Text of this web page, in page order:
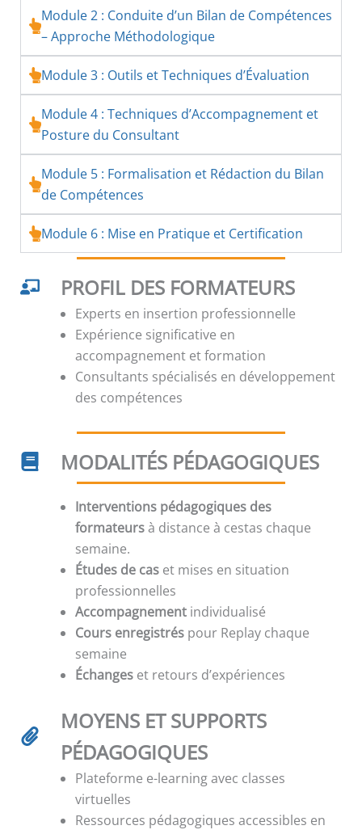
Module 2 : Conduite d’un Bilan de Compétences
– Approche Méthodologique
Module 3 : Outils et Techniques d’Évaluation
Module 4 : Techniques d’Accompagnement et
Posture du Consultant
Module 5 : Formalisation et Rédaction du Bilan
de Compétences
Module 6 : Mise en Pratique et Certification
PROFIL DES FORMATEURS
Experts en insertion professionnelle
Expérience significative en
accompagnement et formation
Consultants spécialisés en développement
des compétences
MODALITÉS PÉDAGOGIQUES
Interventions pédagogiques des
formateursà distance à cestas chaque
semaine.
Études de cas et mises en situation
professionnelles
Accompagnement individualisé
Cours enregistrés pour Replay chaque
semaine
Échanges et retours d’expériences
MOYENS ET SUPPORTS
PÉDAGOGIQUES
Plateforme e-learning avec classes
virtuelles
Ressources pédagogiques accessibles en